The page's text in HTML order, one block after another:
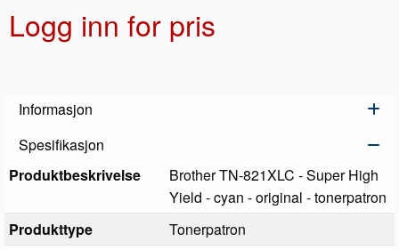
Logg inn for pris
Informasjon
Spesifikasjon
Produktbeskrivelse
Brother TN-821XLC - Super High
Yield - cyan - original - tonerpatron
Produkttype
Tonerpatron